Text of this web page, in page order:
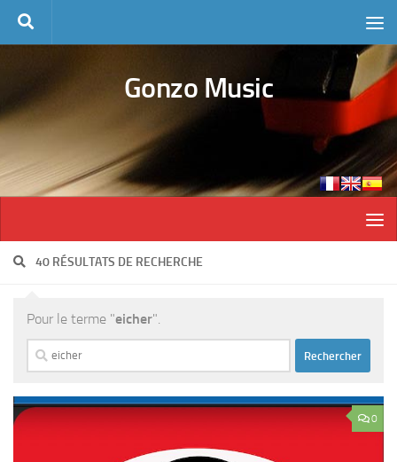
Skip to content
Gonzo Music
40 RÉSULTATS DE RECHERCHE
Pour le terme "eicher".
Rechercher :
0